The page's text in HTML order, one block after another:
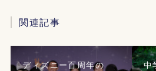
関連記事
ディズニー百周年の
中